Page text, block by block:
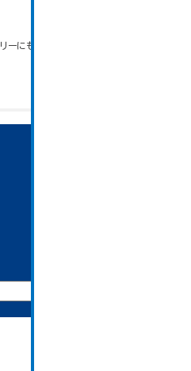
ーにもアクセス可能です